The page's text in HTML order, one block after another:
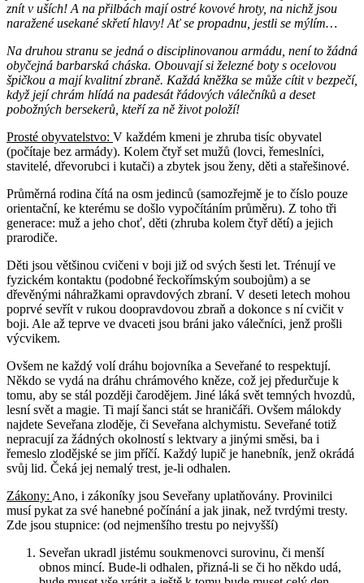
znít v uších! A na přilbách mají ostré kovové hroty, na nichž jsou
naražené usekané skřetí hlavy! Ať se propadnu, jestli se mýlím…
Na druhou stranu se jedná o disciplinovanou armádu, není to žádná
obyčejná barbarská cháska. Obouvají si železné boty s ocelovou
špičkou a mají kvalitní zbraně. Každá kněžka se může cítit v bezpečí,
když její chrám hlídá na padesát řádových válečníků a deset
pobožných bersekerů, kteří za ně život položí!
Prosté obyvatelstvo: V každém kmeni je zhruba tisíc obyvatel
(počítaje bez armády). Kolem čtyř set mužů (lovci, řemeslníci,
stavitelé, dřevorubci i kutači) a zbytek jsou ženy, děti a stařešinové.
Průměrná rodina čítá na osm jedinců (samozřejmě je to číslo pouze
orientační, ke kterému se došlo vypočítáním průměru). Z toho tři
generace: muž a jeho choť, děti (zhruba kolem čtyř dětí) a jejich
prarodiče.
Děti jsou většinou cvičeni v boji již od svých šesti let. Trénují ve
fyzickém kontaktu (podobné řeckořímským soubojům) a se
dřevěnými náhražkami opravdových zbraní. V deseti letech mohou
poprvé sevřít v rukou doopravdovou zbraň a dokonce s ní cvičit v
boji. Ale až teprve ve dvaceti jsou bráni jako válečníci, jenž prošli
výcvikem.
Ovšem ne každý volí dráhu bojovníka a Seveřané to respektují.
Někdo se vydá na dráhu chrámového kněze, což jej předurčuje k
tomu, aby se stál později čarodějem. Jiné láká svět temných hvozdů,
lesní svět a magie. Ti mají šanci stát se hraničáři. Ovšem málokdy
najdete Seveřana zloděje, či Seveřana alchymistu. Seveřané totiž
nepracují za žádných okolností s lektvary a jinými směsi, ba i
řemeslo zlodějské se jim příčí. Každý lupič je hanebník, jenž okrádá
svůj lid. Čeká jej nemalý trest, je-li odhalen.
Zákony: Ano, i zákoníky jsou Seveřany uplatňovány. Provinilci
musí pykat za své hanebné počínání a jak jinak, než tvrdými tresty.
Zde jsou stupnice: (od nejmenšího trestu po nejvyšší)
Seveřan ukradl jistému soukmenovci surovinu, či menší
obnos mincí. Bude-li odhalen, přizná-li se či ho někdo udá,